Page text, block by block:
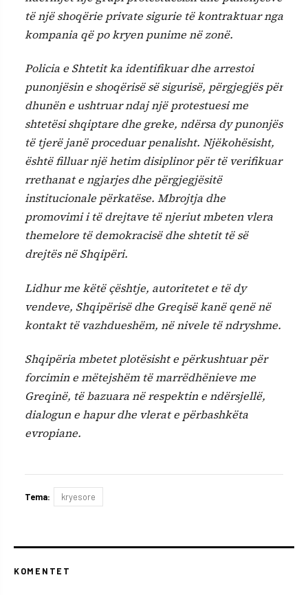
të një shoqërie private sigurie të kontraktuar nga
kompania që po kryen punime në zonë.
Policia e Shtetit ka identifikuar dhe arrestoi
punonjësin e shoqërisë së sigurisë, përgjegjës për
dhunën e ushtruar ndaj një protestuesi me
shtetësi shqiptare dhe greke, ndërsa dy punonjës
të tjerë janë proceduar penalisht. Njëkohësisht,
është filluar një hetim disiplinor për të verifikuar
rrethanat e ngjarjes dhe përgjegjësitë
institucionale përkatëse. Mbrojtja dhe
promovimi i të drejtave të njeriut mbeten vlera
themelore të demokracisë dhe shtetit të së
drejtës në Shqipëri.
Lidhur me këtë çështje, autoritetet e të dy
vendeve, Shqipërisë dhe Greqisë kanë qenë në
kontakt të vazhdueshëm, në nivele të ndryshme.
Shqipëria mbetet plotësisht e përkushtuar për
forcimin e mëtejshëm të marrëdhënieve me
Greqinë, të bazuara në respektin e ndërsjellë,
dialogun e hapur dhe vlerat e përbashkëta
evropiane.
Tema: kryesore
KOMENTET